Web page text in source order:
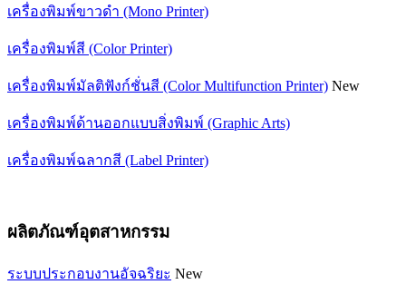
เครื่องพิมพ์ขาวดำ (Mono Printer)
เครื่องพิมพ์สี (Color Printer)
เครื่องพิมพ์มัลติฟังก์ชั่นสี (Color Multifunction Printer) New
เครื่องพิมพ์ด้านออกแบบสิ่งพิมพ์ (Graphic Arts)
เครื่องพิมพ์ฉลากสี (Label Printer)
ผลิตภัณฑ์อุตสาหกรรม
ระบบประกอบงานอัจฉริยะ New